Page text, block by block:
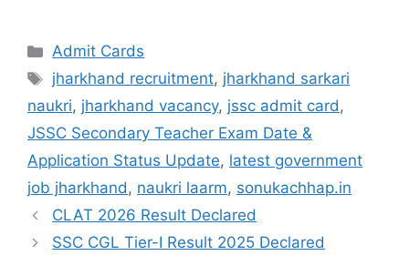
Admit Cards
jharkhand recruitment, jharkhand sarkari
naukri, jharkhand vacancy, jssc admit card,
JSSC Secondary Teacher Exam Date &
Application Status Update, latest government
job jharkhand, naukri laarm, sonukachhap.in
CLAT 2026 Result Declared
SSC CGL Tier-I Result 2025 Declared